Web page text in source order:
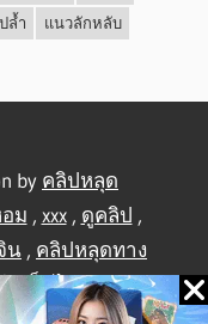
ล้ำ
แนวลักหลับ
by คลิปหลุด
ม , xxx, ดูคลิป ,
น , คลิปหลุดทาง
,เย็ดไทย,คลิป